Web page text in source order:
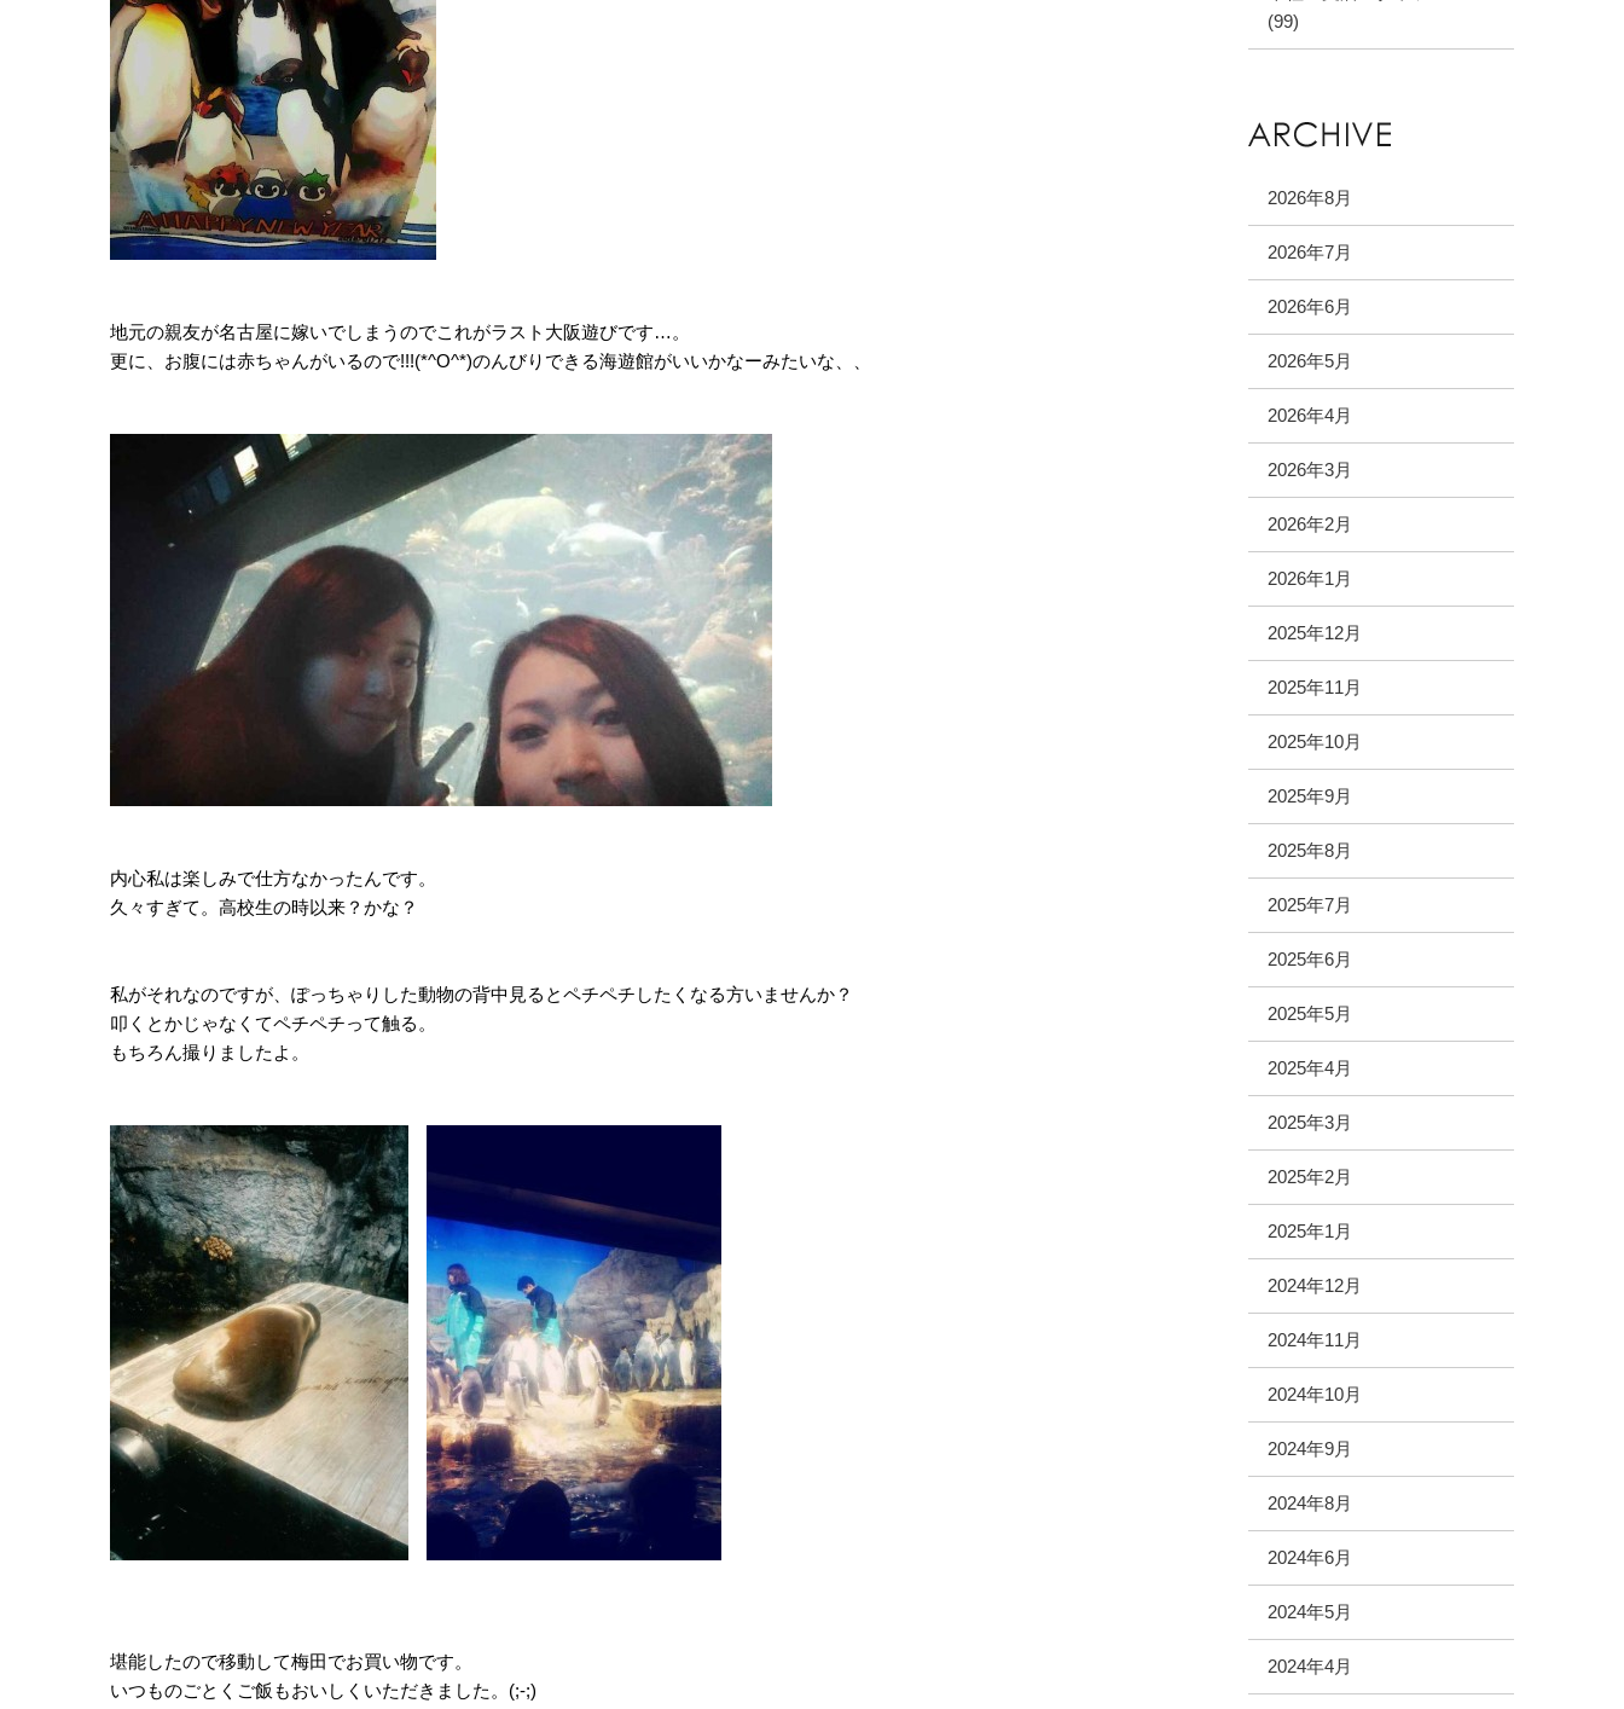
地元の親友が名古屋に嫁いでしまうのでこれがラスト大阪遊びです…。
更に、お腹には赤ちゃんがいるので!!!(*^O^*)のんびりできる海遊館がいいかなーみたいな、、
内心私は楽しみで仕方なかったんです。
久々すぎて。高校生の時以来？かな？
私がそれなのですが、ぽっちゃりした動物の背中見るとペチペチしたくなる方いませんか？
叩くとかじゃなくてペチペチって触る。
もちろん撮りましたよ。
堪能したので移動して梅田でお買い物です。
いつものごとくご飯もおいしくいただきました。(;-;)
(99)
2026年8月
2026年7月
2026年6月
2026年5月
2026年4月
2026年3月
2026年2月
2026年1月
2025年12月
2025年11月
2025年10月
2025年9月
2025年8月
2025年7月
2025年6月
2025年5月
2025年4月
2025年3月
2025年2月
2025年1月
2024年12月
2024年11月
2024年10月
2024年9月
2024年8月
2024年6月
2024年5月
2024年4月